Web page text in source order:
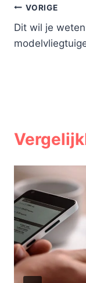
Bericht
navigatie
VORIGE
Dit wil je